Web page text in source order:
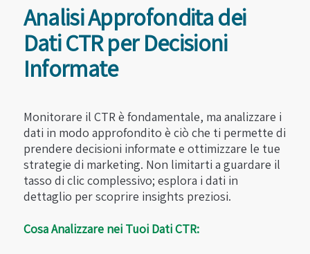
Analisi Approfondita dei
Dati CTR per Decisioni
Informate
Monitorare il CTR è fondamentale, ma analizzare i
dati in modo approfondito è ciò che ti permette di
prendere decisioni informate e ottimizzare le tue
strategie di marketing. Non limitarti a guardare il
tasso di clic complessivo; esplora i dati in
dettaglio per scoprire insights preziosi.
Cosa Analizzare nei Tuoi Dati CTR: